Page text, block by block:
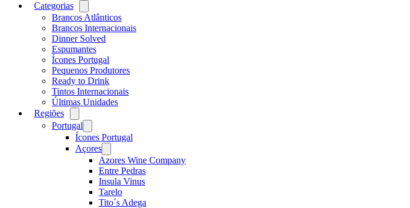
Categorias
menu
Brancos Atlânticos
Brancos Internacionais
Dinner Solved
Espumantes
Ícones Portugal
Pequenos Produtores
Ready to Drink
Tintos Internacionais
Últimas Unidades
Regiões
menu
Portugal
menu
Ícones Portugal
Açores
menu
Azores Wine Company
Entre Pedras
Insula Vinus
Tarelo
Tito´s Adega